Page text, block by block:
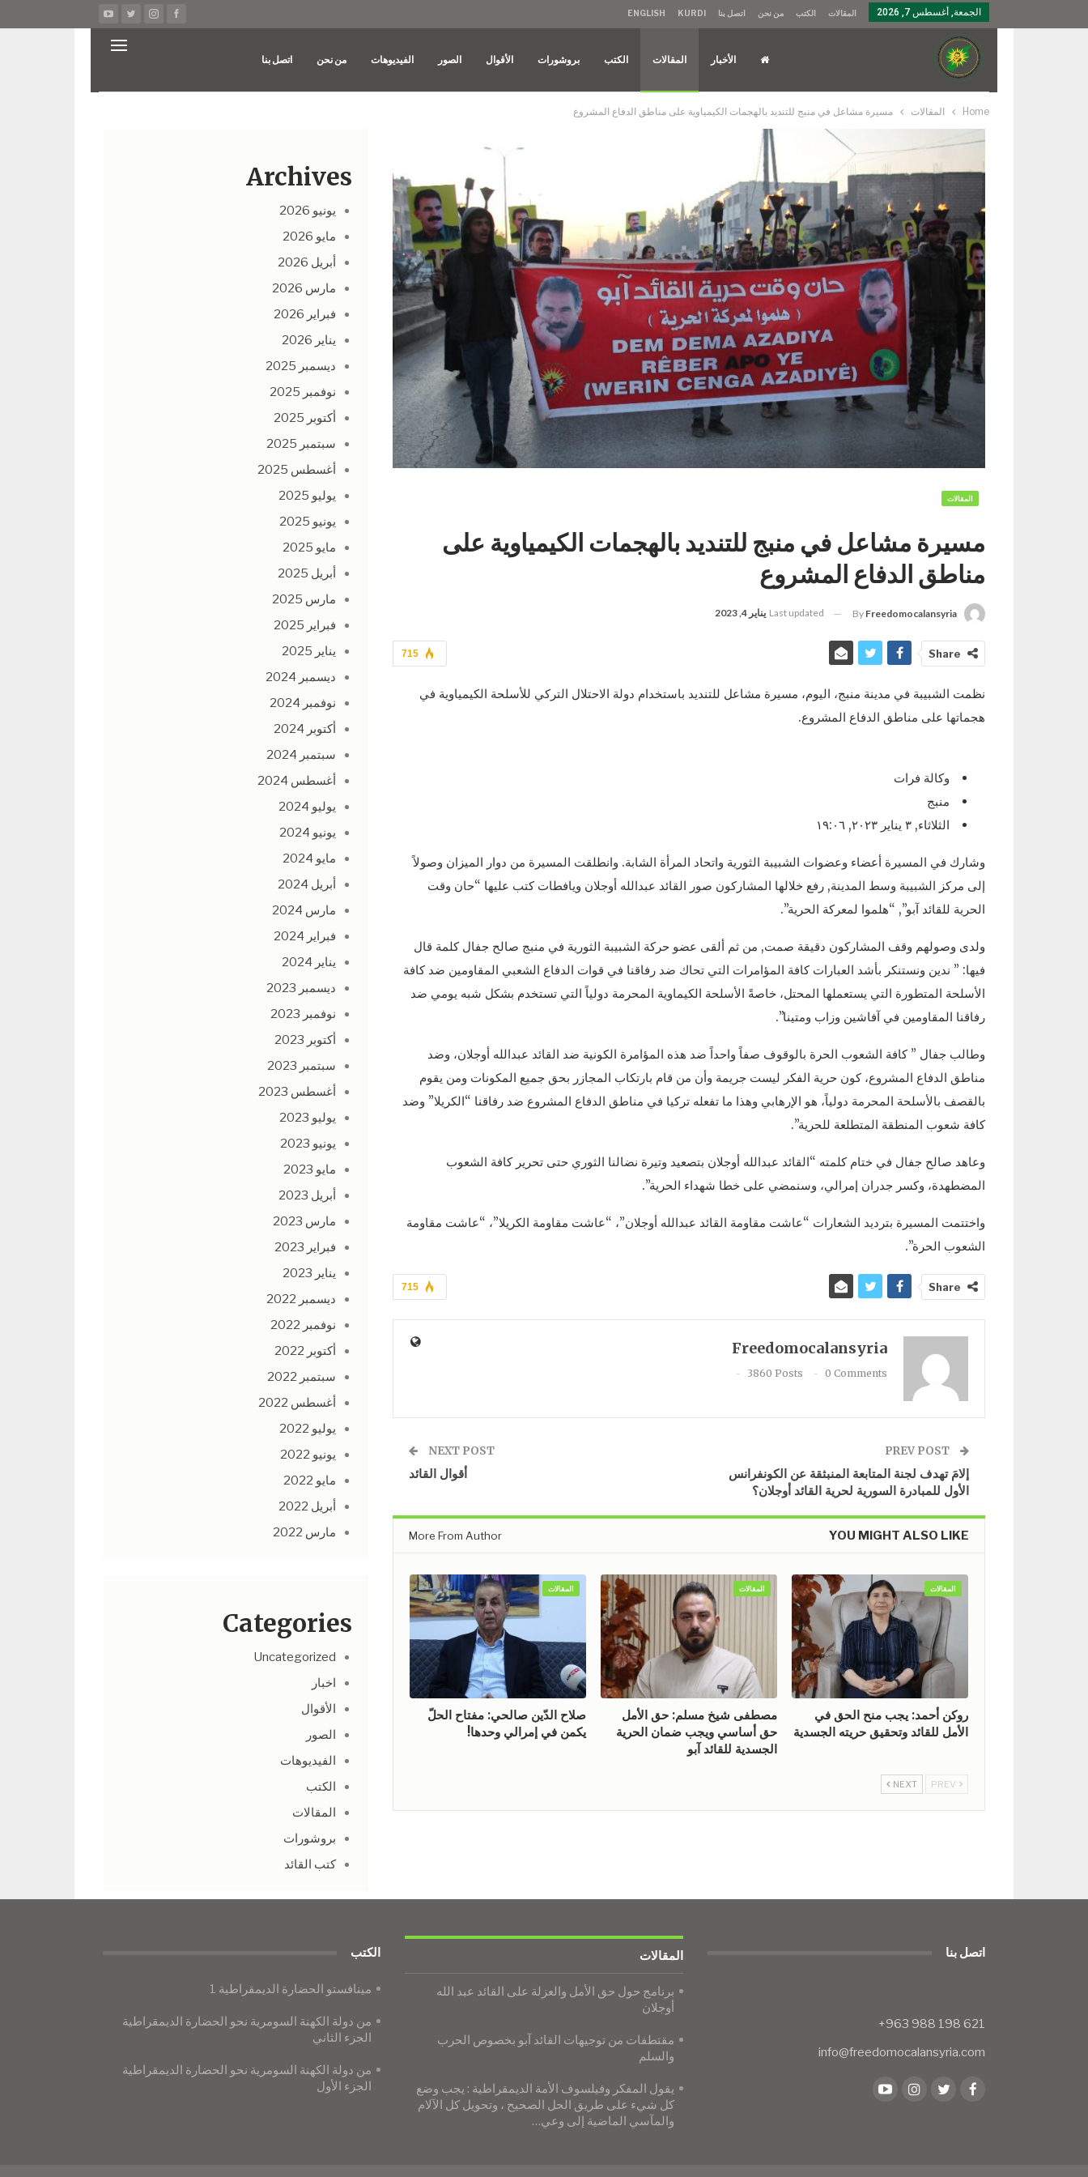
الجمعة, أغسطس 7, 2026 المقالات الكتب من نحن اتصل بنا KURDI
ENGLISH
الأخبار المقالات الكتب بروشورات الأقوال الصور الفيديوهات من نحن اتصل بنا
Home المقالات مسيرة مشاعل في منبج للتنديد بالهجمات الكيمياوية على مناطق الدفاع المشروع
المقالات
مسيرة مشاعل في منبج للتنديد بالهجمات الكيمياوية على
مناطق الدفاع المشروع
By Freedomocalansyria
Last updated يناير 4, 2023
715 Share
نظمت الشبيبة في مدينة منبج، اليوم، مسيرة مشاعل للتنديد باستخدام دولة الاحتلال التركي للأسلحة الكيمياوية في
هجماتها على مناطق الدفاع المشروع.
وكالة فرات
منبج
الثلاثاء, ٣ يناير ٢٠٢٣, ١٩:٠٦
وشارك في المسيرة أعضاء وعضوات الشبيبة الثورية واتحاد المرأة الشابة. وانطلقت المسيرة من دوار الميزان وصولاً
إلى مركز الشبيبة وسط المدينة, رفع خلالها المشاركون صور القائد عبدالله أوجلان ويافطات كتب عليها “حان وقت
الحرية للقائد آبو”, “هلموا لمعركة الحرية”.
ولدى وصولهم وقف المشاركون دقيقة صمت, من ثم ألقى عضو حركة الشبيبة الثورية في منبج صالح جفال كلمة قال
فيها: ” ندين ونستنكر بأشد العبارات كافة المؤامرات التي تحاك ضد رفاقنا في قوات الدفاع الشعبي المقاومين ضد كافة
الأسلحة المتطورة التي يستعملها المحتل، خاصةً الأسلحة الكيماوية المحرمة دولياً التي تستخدم بشكل شبه يومي ضد
رفاقنا المقاومين في آفاشين وزاب ومتينا”.
وطالب جفال ” كافة الشعوب الحرة بالوقوف صفاً واحداً ضد هذه المؤامرة الكونية ضد القائد عبدالله أوجلان، وضد
مناطق الدفاع المشروع، كون حرية الفكر ليست جريمة وأن من قام بارتكاب المجازر بحق جميع المكونات ومن يقوم
بالقصف بالأسلحة المحرمة دولياً، هو الإرهابي وهذا ما تفعله تركيا في مناطق الدفاع المشروع ضد رفاقنا “الكريلا” وضد
كافة شعوب المنطقة المتطلعة للحرية”.
وعاهد صالح جفال في ختام كلمته “القائد عبدالله أوجلان بتصعيد وتيرة نضالنا الثوري حتى تحرير كافة الشعوب
المضطهدة، وكسر جدران إمرالي، وسنمضي على خطا شهداء الحرية”.
واختتمت المسيرة بترديد الشعارات “عاشت مقاومة القائد عبدالله أوجلان”، “عاشت مقاومة الكريلا”، “عاشت مقاومة
الشعوب الحرة”.
715 Share
Freedomocalansyria
3860 Posts 0 Comments
إلامَ تهدف لجنة المتابعة المنبثقة عن الكونفرانس
الأول للمبادرة السورية لحرية القائد أوجلان؟
NEXT POST
أقوال القائد
YOU MIGHT ALSO LIKE
More From Author
المقالات
روكن أحمد: يجب منح الحق في
الأمل للقائد وتحقيق حريته الجسدية
المقالات
مصطفى شيخ مسلم: حق الأمل
حق أساسي ويجب ضمان الحرية
الجسدية للقائد آبو
المقالات
صلاح الدّين صالحي: مفتاح الحلّ
يكمن في إمرالي وحدها!
NEXT
Archives
يونيو 2026
مايو 2026
أبريل 2026
مارس 2026
فبراير 2026
يناير 2026
ديسمبر 2025
نوفمبر 2025
أكتوبر 2025
سبتمبر 2025
أغسطس 2025
يوليو 2025
يونيو 2025
مايو 2025
أبريل 2025
مارس 2025
فبراير 2025
يناير 2025
ديسمبر 2024
نوفمبر 2024
أكتوبر 2024
سبتمبر 2024
أغسطس 2024
يوليو 2024
يونيو 2024
مايو 2024
أبريل 2024
مارس 2024
فبراير 2024
يناير 2024
ديسمبر 2023
نوفمبر 2023
أكتوبر 2023
سبتمبر 2023
أغسطس 2023
يوليو 2023
يونيو 2023
مايو 2023
أبريل 2023
مارس 2023
فبراير 2023
يناير 2023
ديسمبر 2022
نوفمبر 2022
أكتوبر 2022
سبتمبر 2022
أغسطس 2022
يوليو 2022
يونيو 2022
مايو 2022
أبريل 2022
مارس 2022
Categories
Uncategorized
اخبار
الأقوال
الصور
الفيديوهات
الكتب
المقالات
بروشورات
كتب القائد
اتصل بنا
info@freedomocalansyria.com
المقالات
برنامج حول حق الأمل والعزلة على القائد عبد الله
أوجلان
مقتطفات من توجيهات القائد آبو بخصوص الحرب
والسلم
يقول المفكر وفيلسوف الأمة الديمقراطية : يجب وضع
كل شيء على طريق الحل الصحيح ، وتحويل كل الآلام
والمآسي الماضية إلى وعي…
الكتب
مينافستو الحضارة الديمقراطية 1
من دولة الكهنة السومرية نحو الحضارة الديمقراطية
الجزء الثاني
من دولة الكهنة السومرية نحو الحضارة الديمقراطية
الجزء الأول